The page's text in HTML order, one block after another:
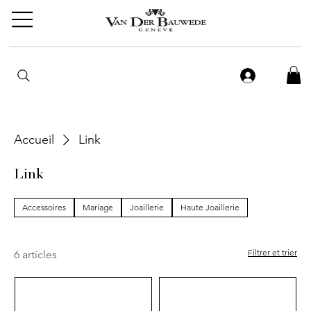
Accueil Link
Link
Accessoires Mariage Joaillerie Haute Joaillerie
6 articles Filtrer et trier